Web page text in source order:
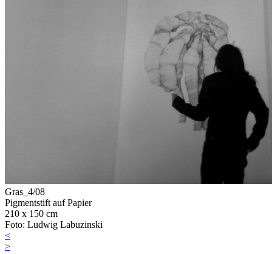
Gras_4/08
Pigmentstift auf Papier
210 x 150 cm
Foto: Ludwig Labuzinski
<
>